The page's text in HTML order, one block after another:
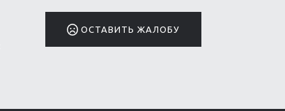
ОСТАВИТЬ ЖАЛОБУ